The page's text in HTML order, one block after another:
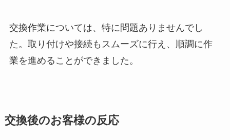
交換作業については、特に問題ありませんでし
た。取り付けや接続もスムーズに行え、順調に作
業を進めることができました。
交換後のお客様の反応